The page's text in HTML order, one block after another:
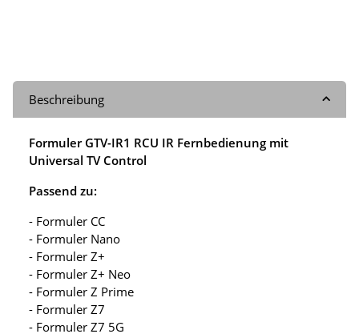
Beschreibung
Formuler GTV-IR1 RCU IR Fernbedienung mit
Universal TV Control
Passend zu:
- Formuler CC
- Formuler Nano
- Formuler Z+
- Formuler Z+ Neo
- Formuler Z Prime
- Formuler Z7
- Formuler Z7 5G